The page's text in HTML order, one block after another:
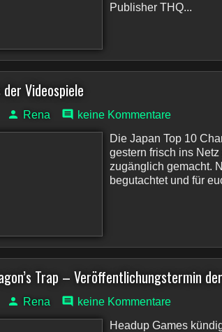
Publisher THQ...
Videospiele
Rena
keine Kommentare
Die Japan Top 10
gestern frisch ins
zugänglich gemacht.
begutachtet und für
Trap – Veröffentlichungstermin
Rena
keine Kommentare
Headup Games